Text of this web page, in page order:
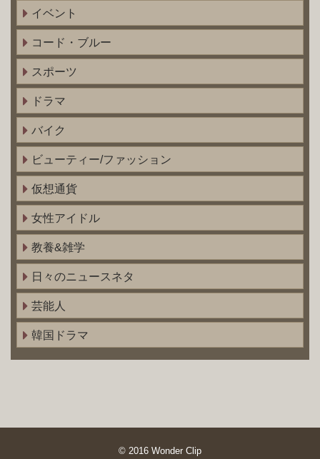
イベント
コード・ブルー
スポーツ
ドラマ
バイク
ビューティー/ファッション
仮想通貨
女性アイドル
教養&雑学
日々のニュースネタ
芸能人
韓国ドラマ
© 2016 Wonder Clip